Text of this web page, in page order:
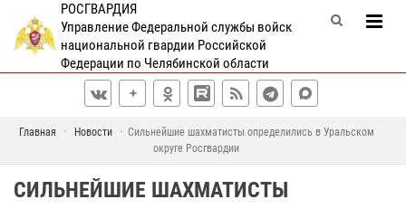
РОСГВАРДИЯ
Управление Федеральной службы войск
национальной гвардии Российской
Федерации по Челябинской области
Главная Новости
Сильнейшие шахматисты определились в Уральском
округе Росгвардии
СИЛЬНЕЙШИЕ ШАХМАТИСТЫ